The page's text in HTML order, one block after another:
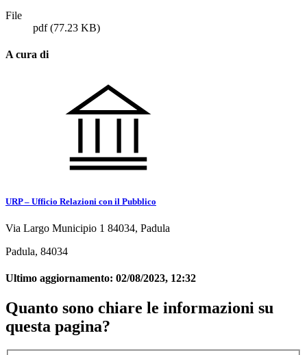
File
pdf(77.23 KB)
A cura di
URP – Ufficio Relazioni con il Pubblico
Via Largo Municipio 1 84034, Padula
Padula, 84034
Ultimo aggiornamento: 02/08/2023, 12:32
Quanto sono chiare le informazioni su
questa pagina?